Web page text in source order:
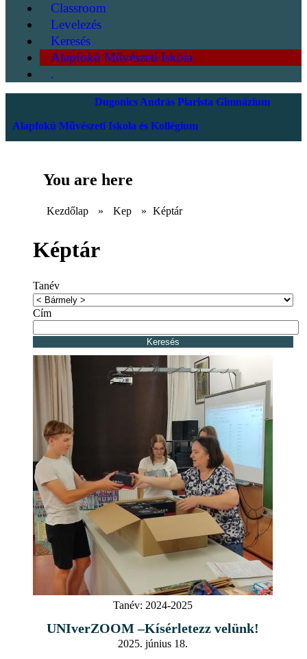
Classroom
Levelezés
Keresés
Alapfokú Művészeti Iskola
.
Dugonics András Piarista Gimnázium
Alapfokú Művészeti Iskola és Kollégium
You are here
Kezdőlap » Kep » Képtár
Képtár
Tanév
Cím
Tanév: 2024-2025
UNIverZOOM –Kísérletezz velünk!
2025. június 18.